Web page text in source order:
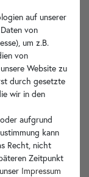
auf unserer
von
um z.B.
von
Website zu
durch gesetzte
wir in den
aufgrund
kann
Recht, nicht
Zeitpunkt
Impressum